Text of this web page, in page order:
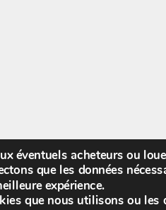
éventuels acheteurs ou
que les données
expérience.
que nous utilisons ou les